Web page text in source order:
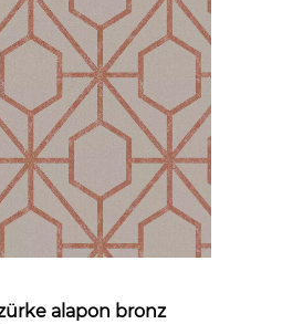
alapon bronz